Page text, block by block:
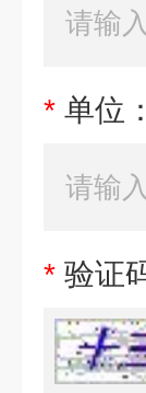
* 单位：
* 验证